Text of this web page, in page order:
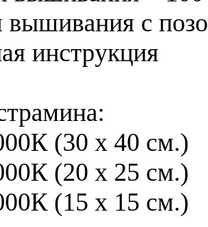
вышивания с
инструкция
(30 x 40 см.)
(20 x 25 см.)
(15 x 15 см.)